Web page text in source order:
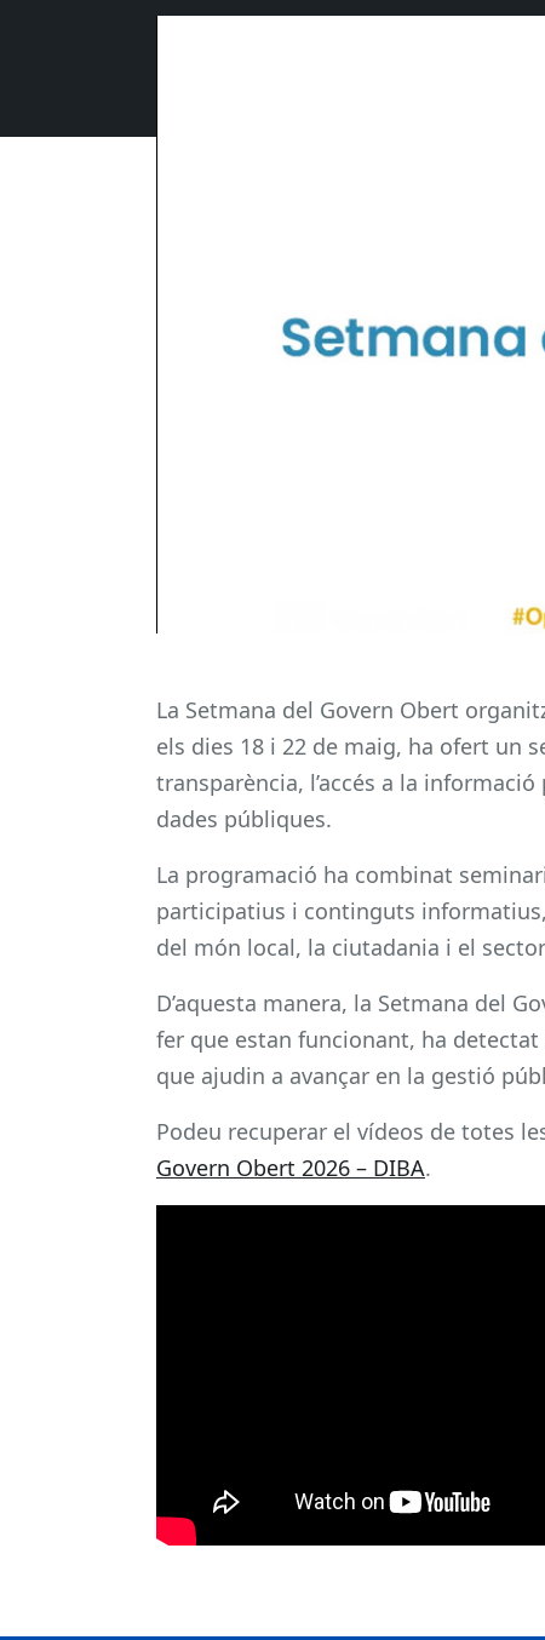
La Setmana del Govern Obert
els dies 18 i 22 de maig, ha ofert un
transparència, l’accés a la
dades públiques.
La programació ha combinat
participatius i continguts
del món local, la ciutadania i el
D’aquesta manera, la Setmana del
fer que estan funcionant, ha
que ajudin a avançar en la gestió
Podeu recuperar el vídeos de totes
Govern Obert 2026 – DIBA.